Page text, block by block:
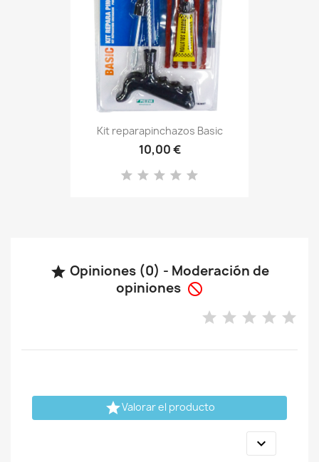
Kit reparapinchazos Basic
10,00 €
 Opiniones (0) - Moderación de
opiniones 
Valorar el producto
